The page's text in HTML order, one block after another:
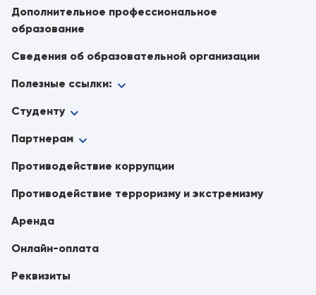
Дополнительное профессиональное
образование
Сведения об образовательной организации
Полезные ссылки:
Студенту
Партнерам
Противодействие коррупции
Противодействие терроризму и экстремизму
Аренда
Онлайн-оплата
Реквизиты